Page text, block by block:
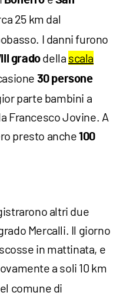
25 km dal
I danni furono
gradodella scala
30 persone
parte bambini a
Francesco Jovine. A
presto anche100
altri due
Mercalli. Il giorno
in mattinata, e
a soli 10 km
comune di